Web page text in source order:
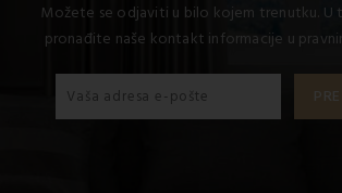
Možete se odjaviti u bilo kojem trenutku. U
pronađite naše kontakt informacije u